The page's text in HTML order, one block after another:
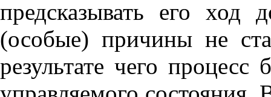
предсказывать его ход
(особые) причины не
результате чего процесс